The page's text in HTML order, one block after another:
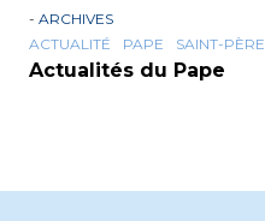
- ARCHIVES
ACTUALITÉ
PAPE SAINT-PÈRE
Actualités du Pape